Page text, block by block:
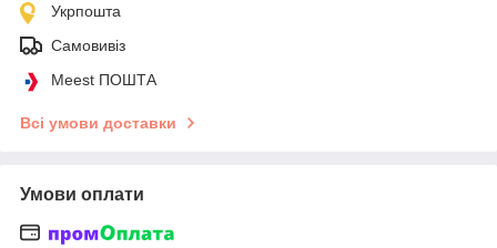
Укрпошта
Самовивіз
Meest ПОШТА
Всі умови доставки
Умови оплати